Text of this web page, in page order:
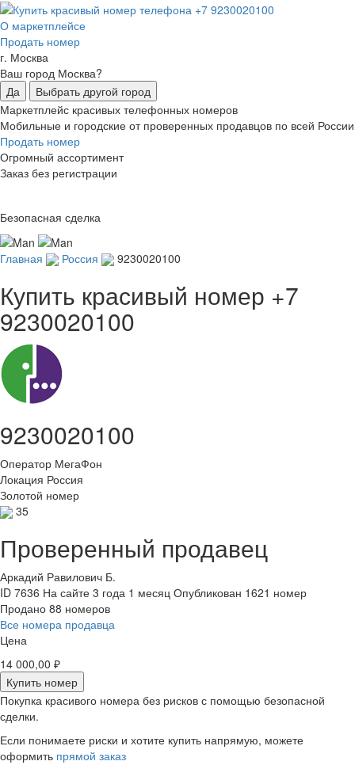
О маркетплейсе
Продать номер
г. Москва
Ваш город Москва?
Да
Выбрать другой город
Маркетплейс красивых телефонных номеров
Мобильные и городские от проверенных продавцов по всей России
Продать номер
Огромный ассортимент
Заказ без регистрации
Безопасная сделка
Главная Россия 9230020100
Купить красивый номер +7
9230020100
9230020100
Оператор МегаФон
Локация Россия
Золотой номер
35
Проверенный продавец
Аркадий Равилович Б.
ID 7636 На сайте 3 года 1 месяц Опубликован 1621 номер
Продано 88 номеров
Все номера продавца
Цена
14 000,00 ₽
Купить номер
Покупка красивого номера без рисков с помощью безопасной
сделки.
Если понимаете риски и хотите купить напрямую, можете
оформить прямой заказ